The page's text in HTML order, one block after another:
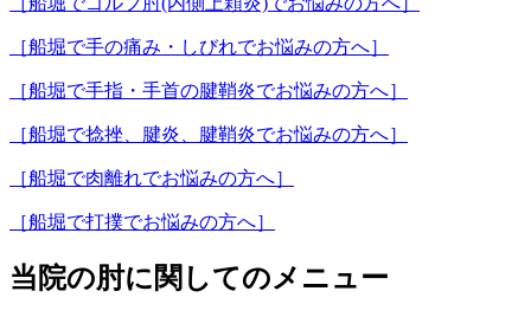
［船堀で手の痛み・しびれでお悩みの方へ］
［船堀で手指・手首の腱鞘炎でお悩みの方へ］
［船堀で捻挫、腱炎、腱鞘炎でお悩みの方へ］
［船堀で肉離れでお悩みの方へ］
［船堀で打撲でお悩みの方へ］
当院の肘に関してのメニュー